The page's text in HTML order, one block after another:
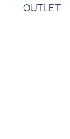
OUTLET